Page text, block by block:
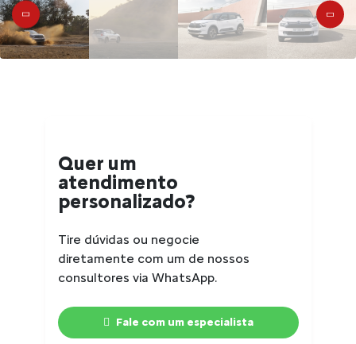
Quer um
atendimento
personalizado?
Tire dúvidas ou negocie
diretamente com um de nossos
consultores via WhatsApp.
Fale com um especialista